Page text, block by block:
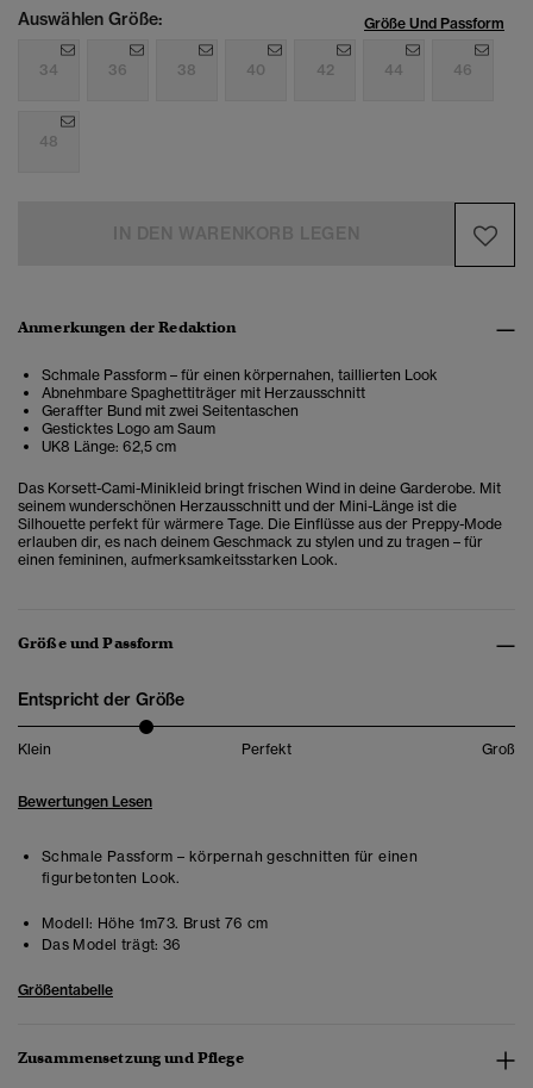
Auswählen Größe: Größe Und Passform
34 36 38 40 42 44 46
48
Anmerkungen der Redaktion
Schmale Passform – für einen körpernahen, taillierten Look
Abnehmbare Spaghettiträger mit Herzausschnitt
Geraffter Bund mit zwei Seitentaschen
Gesticktes Logo am Saum
UK8 Länge: 62,5 cm
Das Korsett-Cami-Minikleid bringt frischen Wind in deine Garderobe. Mit
seinem wunderschönen Herzausschnitt und der Mini-Länge ist die
Silhouette perfekt für wärmere Tage. Die Einflüsse aus der Preppy-Mode
erlauben dir, es nach deinem Geschmack zu stylen und zu tragen – für
einen femininen, aufmerksamkeitsstarken Look.
Größe und Passform
Entspricht der Größe
Klein Perfekt Groß
Bewertungen Lesen
Schmale Passform – körpernah geschnitten für einen
figurbetonten Look.
Modell: Höhe 1m73. Brust 76 cm
Das Model trägt: 36
Größentabelle
Zusammensetzung und Pflege